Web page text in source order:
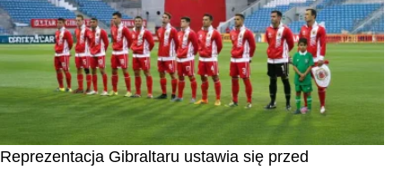
Reprezentacja Gibraltaru ustawia się przed